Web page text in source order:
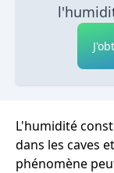
L'humidité
dans les caves
phénomène